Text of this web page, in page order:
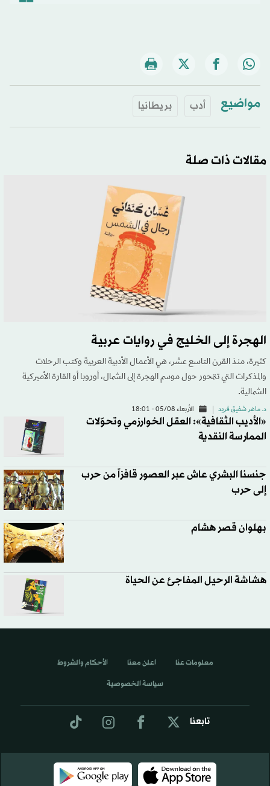
مواضيع أدب بريطانيا
مقالات ذات صلة
الهجرة إلى الخليج في روايات عربية
كثيرة، منذ القرن التاسع عشر، هي الأعمال الأدبية العربية وكتب الرحلات
والمذكرات التي تتمحور حول موسم الهجرة إلى الشمال، أوروبا أو القارة الأميركية
الشمالية.
د. ماهر شفيق فريد الأربعاء 05/08 - 18:01
«الأديب الثقافية»: العقل الخوارزمي وتحوّلات
الممارسة النقدية
جنسنا البشري عاش عبر العصور قافزاً من حرب
إلى حرب
بهلوان قصر هشام
هشاشة الرحيل المفاجئ عن الحياة
تابعنا
معلومات عنا اعلن معنا الأحكام والشروط
سياسة الخصوصية